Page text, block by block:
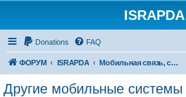
ISRAPDA
Donations FAQ
ФОРУМ ISRAPDA Мобильная связь, сети и ТВ
Другие мобильные системы